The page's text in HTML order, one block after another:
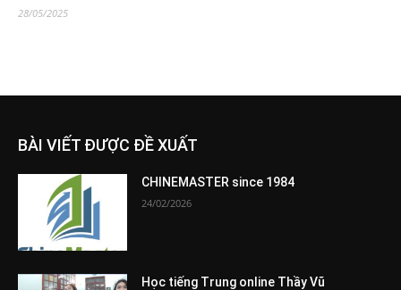
28/05/2025
BÀI VIẾT ĐƯỢC ĐỀ XUẤT
CHINEMASTER since 1984
24/02/2026
Học tiếng Trung online Thầy Vũ